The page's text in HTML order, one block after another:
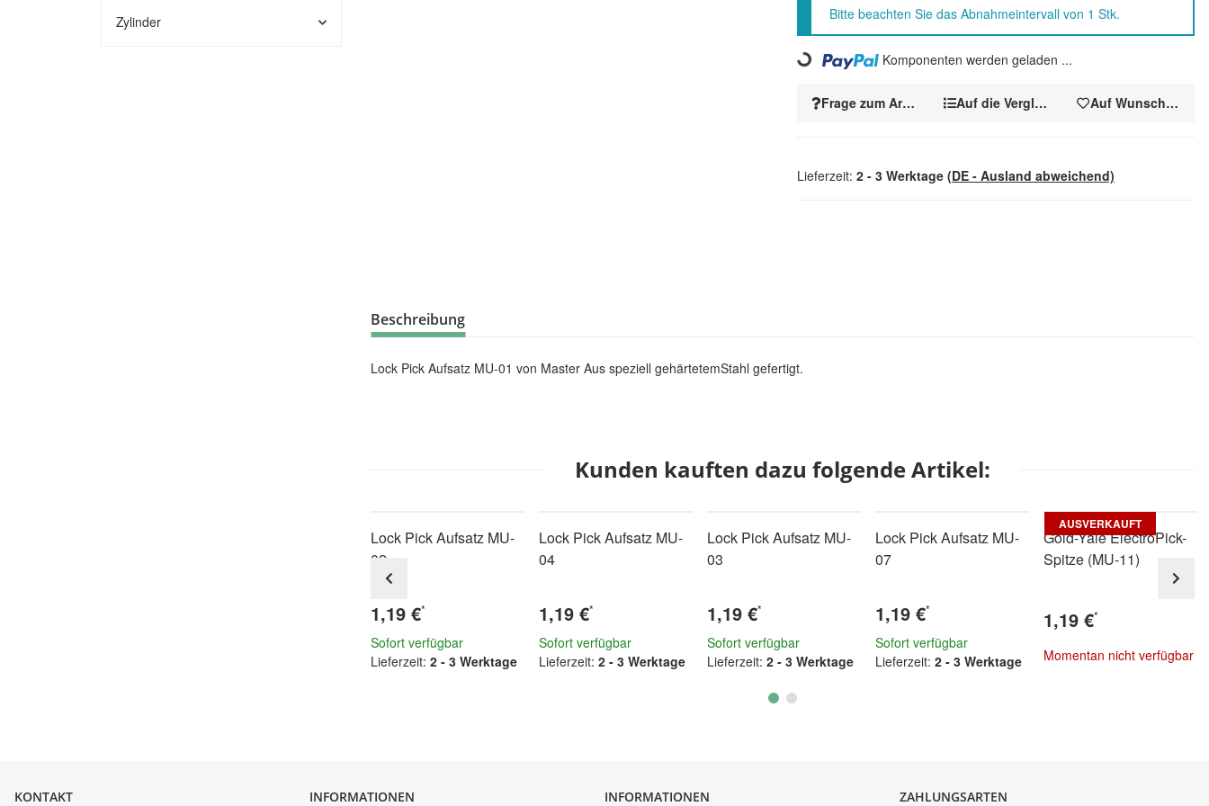
Frage zum Artikel Auf die VergleichslisteAuf Wunschzettel
x
Bitte beachten Sie das Abnahmeintervall von 1 Stk.
Loading... Komponenten werden geladen ...
Lieferzeit: 2 - 3 Werktage (DE - Ausland abweichend)
Beschreibung
Lock Pick Aufsatz MU-01 von Master Aus speziell gehärtetemStahl gefertigt.
Kunden kauften dazu folgende Artikel:
Lock Pick Aufsatz MU-
02
1,19 €*
Sofort verfügbar
Lieferzeit: 2 - 3 Werktage
Lock Pick Aufsatz MU-
04
1,19 €*
Sofort verfügbar
Lieferzeit: 2 - 3 Werktage
Lock Pick Aufsatz MU-
03
1,19 €*
Sofort verfügbar
Lieferzeit: 2 - 3 Werktage
Lock Pick Aufsatz MU-
07
1,19 €*
Sofort verfügbar
Lieferzeit: 2 - 3 Werktage
AUSVERKAUFT
Gold-Yale ElectroPick-
Spitze (MU-11)
1,19 €*
Momentan nicht verfügbar
Zylinder
KONTAKT INFORMATIONEN INFORMATIONEN ZAHLUNGSARTEN